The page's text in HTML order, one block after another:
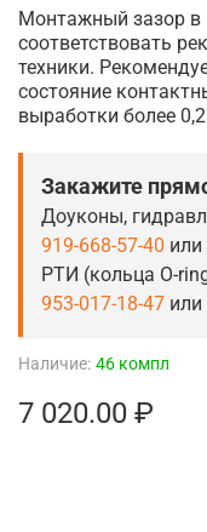
Наличие: 46 компл
7 020.00 ₽
Монтажный зазор в
соответствовать
техники.
состояние
выработки более
Закажите
Доуконы,
919-668-57-40 или
РТИ (кольца O-
953-017-18-47 или